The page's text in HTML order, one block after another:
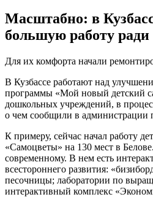
Масштабно: в
большую работу
Для их комфорта начали
В Кузбассе работают над
программы «Мой новый детский
дошкольных учреждений, в
о чем сообщили в администрации
К примеру, сейчас начал работу
«Самоцветы» на 130 мест в
современному. В нем есть
всестороннего развития:
песочницы; лаборатории по
интерактивный комплекс